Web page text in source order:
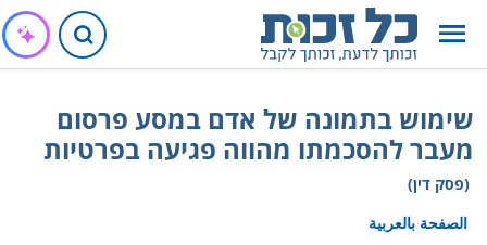
שימוש בתמונה של אדם במסע פרסום
מעבר להסכמתו מהווה פגיעה בפרטיות
(פסק דין)
الصفحة بالعربية